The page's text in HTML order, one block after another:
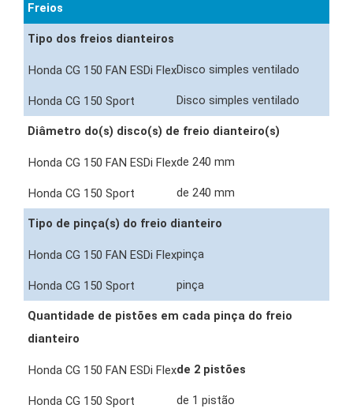
Freios
Tipo dos freios dianteiros
Disco simples ventilado
Disco simples ventilado
Diâmetro do(s) disco(s) de freio dianteiro(s)
de 240 mm
de 240 mm
Tipo de pinça(s) do freio dianteiro
pinça
pinça
Quantidade de pistões em cada pinça do freio
dianteiro
de 2 pistões
de 1 pistão